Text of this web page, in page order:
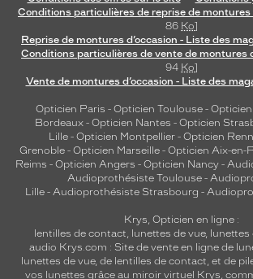
Conditions particulières de reprise de montures
86 Ko]
Reprise de montures d’occasion - Liste des
Conditions particulières de vente de montures
94 Ko]
Vente de montures d’occasion - Liste des
Opticien Paris - Opticien Toulouse-
Bordeaux- Opticien Nantes - Opticien
Lille - Opticien Montpellier - Opticien
Grenoble - Opticien Marseille - Opticien Aix-en-
Reims - Opticien Angers - Opticien Nancy -
Audioprothésiste Toulouse-
Lille- Audioprothésiste Strasbourg -
Krys, Opticien en ligne :
lentilles de contact lunettes de vue, lunettes
audio Krys.com : Site de vente en ligne de
lunettes de vue, de lentilles de contact , et de
vos lunettes grâce au miroir virtuel Krys,